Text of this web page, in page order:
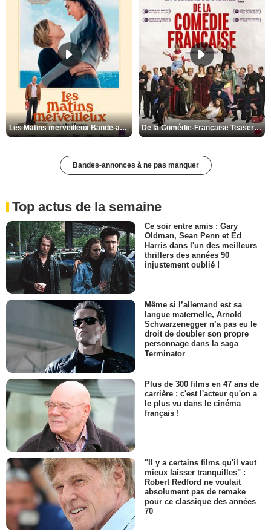
Les Matins merveilleux Bande-annonce VF De la Comédie-Française Teaser VF
Bandes-annonces à ne pas manquer
Top actus de la semaine
Ce soir entre amis : Gary
Oldman, Sean Penn et Ed
Harris dans l'un des meilleurs
thrillers des années 90
injustement oublié !
Même si l’allemand est sa
langue maternelle, Arnold
Schwarzenegger n’a pas eu le
droit de doubler son propre
personnage dans la saga
Terminator
Plus de 300 films en 47 ans de
carrière : c'est l'acteur qu'on a
le plus vu dans le cinéma
français !
"Il y a certains films qu'il vaut
mieux laisser tranquilles" :
Robert Redford ne voulait
absolument pas de remake
pour ce classique des années
70